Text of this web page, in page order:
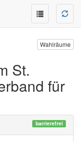
Wahlräume
St.
für
barrierefrei